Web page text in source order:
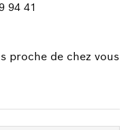
94 41
proche de chez vous